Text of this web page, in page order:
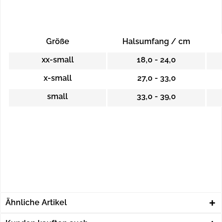
Größe
Halsumfang / cm
xx-small
18,0 - 24,0
x-small
27,0 - 33,0
small
33,0 - 39,0
Ähnliche Artikel